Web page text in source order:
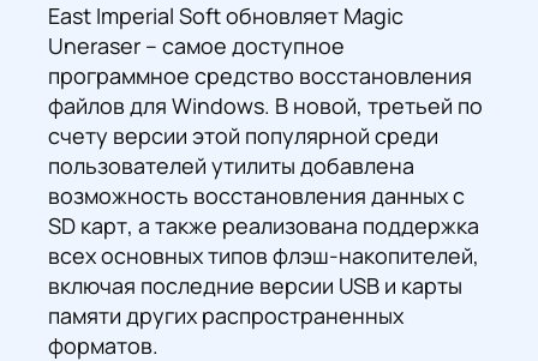
East Imperial Soft обновляет Magic
Uneraser – самое доступное
программное средство восстановления
файлов для Windows. В новой, третьей по
счету версии этой популярной среди
пользователей утилиты добавлена
возможность восстановления данных с
SD карт, а также реализована поддержка
всех основных типов флэш-накопителей,
включая последние версии USB и карты
памяти других распространенных
форматов.